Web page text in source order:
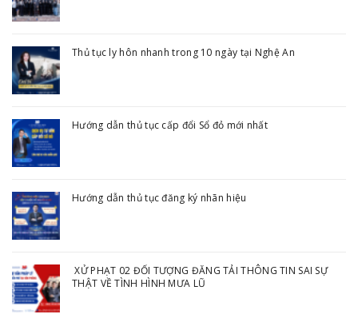
Thủ tục ly hôn nhanh trong 10 ngày tại Nghệ An
Hướng dẫn thủ tục cấp đổi Sổ đỏ mới nhất
Hướng dẫn thủ tục đăng ký nhãn hiệu
XỬ PHẠT 02 ĐỐI TƯỢNG ĐĂNG TẢI THÔNG TIN SAI SỰ
THẬT VỀ TÌNH HÌNH MƯA LŨ